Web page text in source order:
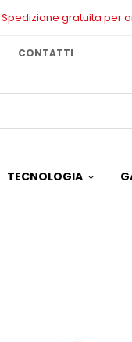
Spedizione gratuita per
CONTATTI
TECNOLOGIA